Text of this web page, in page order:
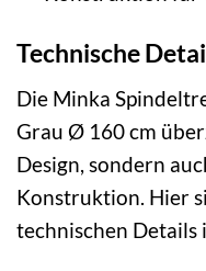
Technische
Die Minka
Grau Ø 160 cm
Design, sondern
Konstruktion. Hier
technischen Details